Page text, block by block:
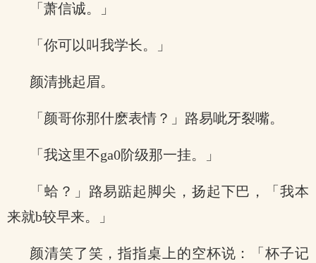
「萧信诚。」
「你可以叫我学长。」
颜清挑起眉。
「颜哥你那什麽表情？」路易呲牙裂嘴。
「我这里不ga0阶级那一挂。」
「蛤？」路易踮起脚尖，扬起下巴，「我本
来就b较早来。」
颜清笑了笑，指指桌上的空杯说：「杯子记